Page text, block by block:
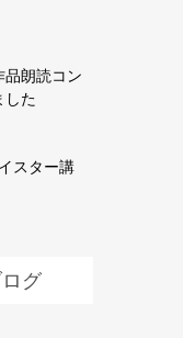
品朗読コン
た
スター講
グ